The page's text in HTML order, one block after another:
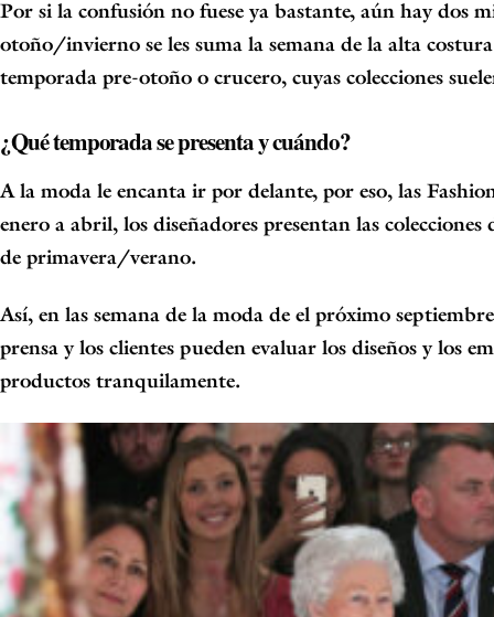
Por si la confusión no fuese ya bastante, aún hay dos
otoño/invierno se les suma la semana de la alta
temporada pre-otoño o crucero, cuyas colecciones
¿Qué temporada se presenta y cuándo?
A la moda le encanta ir por delante, por eso, las
enero a abril, los diseñadores presentan las
de primavera/verano.
Así, en las semana de la moda de el próximo
prensa y los clientes pueden evaluar los diseños y los
productos tranquilamente.